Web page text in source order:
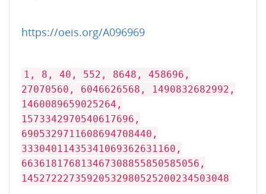
https://oeis.org/A096969
1, 8, 40, 552, 8648, 458696,
27070560, 6046626568, 1490832682992,
1460089659025264,
1573342970540617696,
6905329711608694708440,
33304011435341069362631160,
663618176813467308855850585056,
14527222735920532980525200234503048